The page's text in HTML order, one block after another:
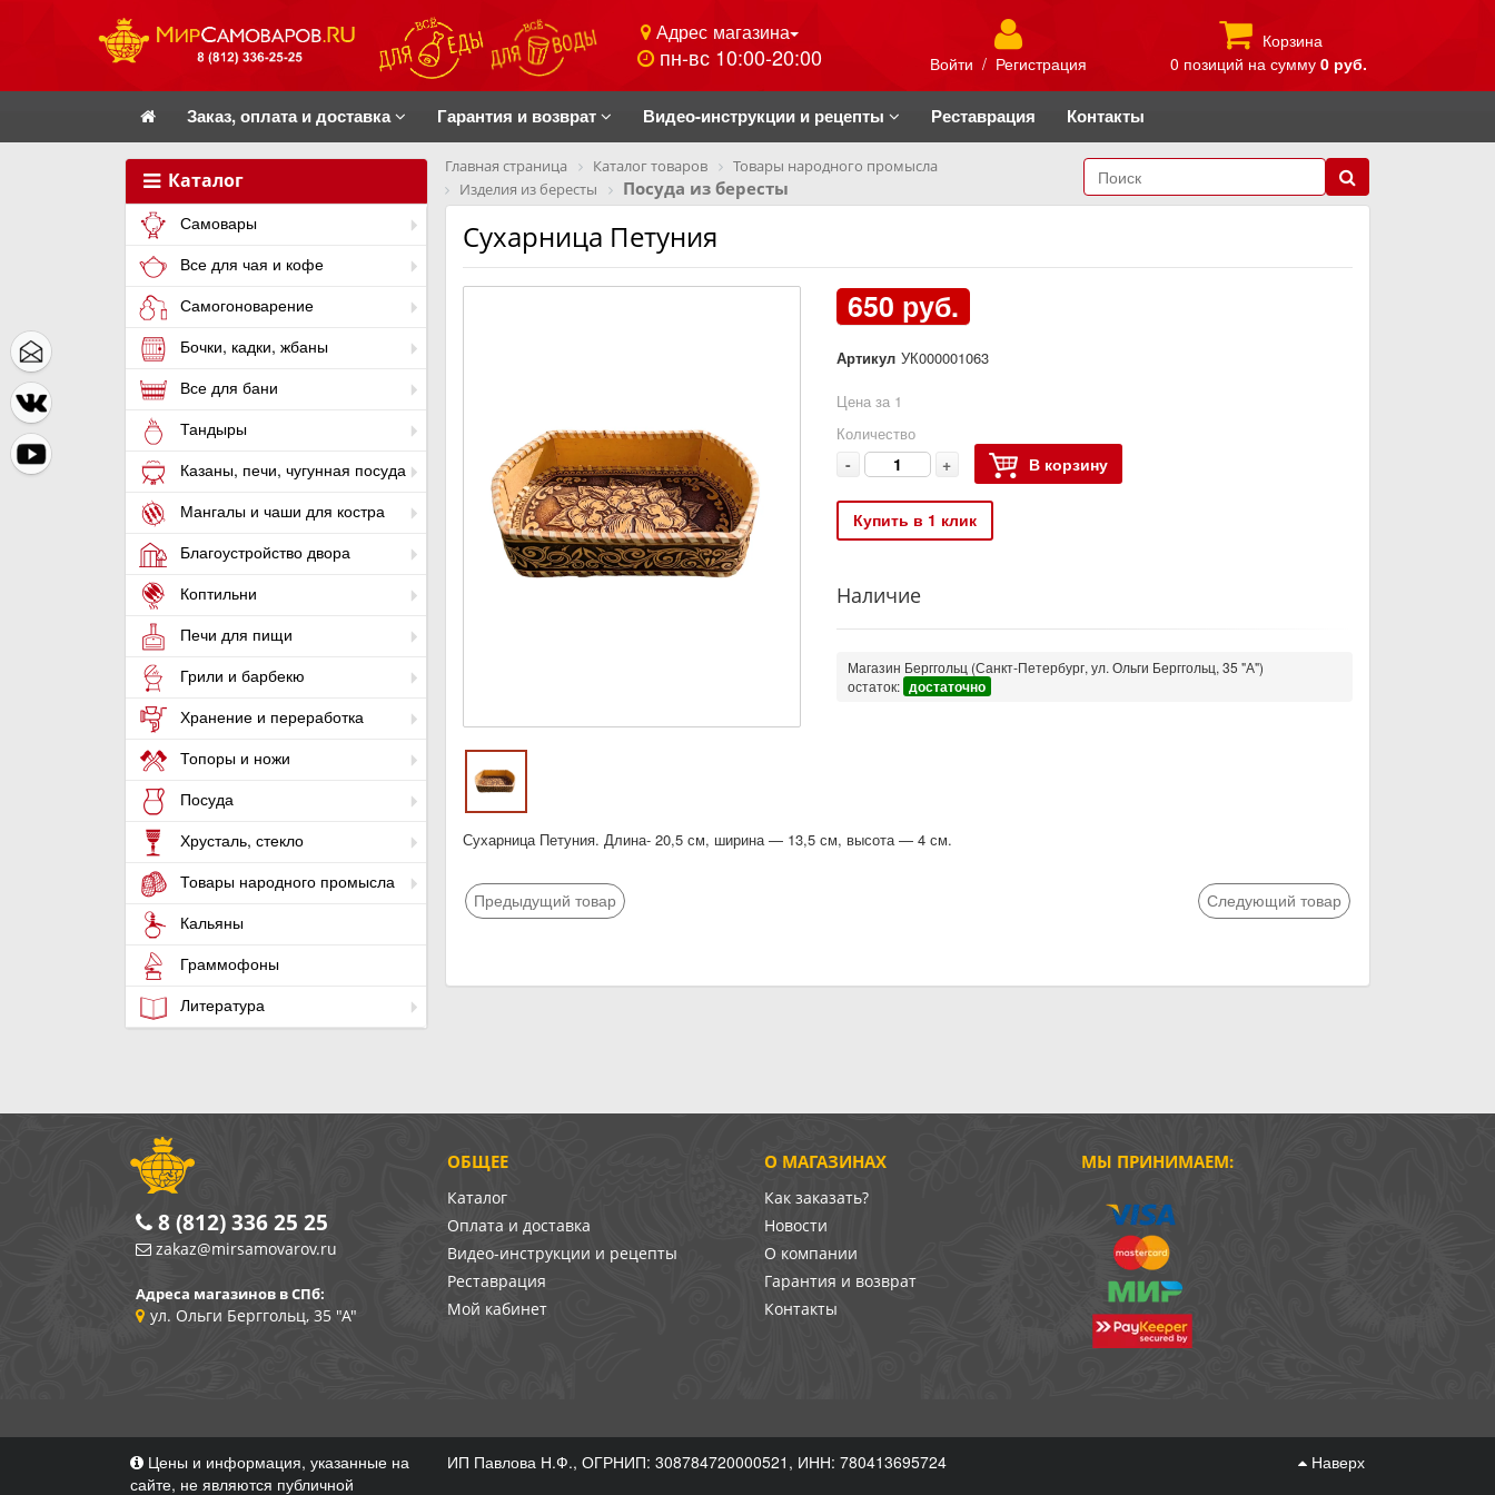
Адрес магазина
пн-вс 10:00-20:00 Войти / Регистрация
Корзина
0 позиций на сумму 0 руб.
Заказ, оплата и доставка Гарантия и возврат Видео-инструкции и рецепты Реставрация Контакты
Каталог
Самовары
Все для чая и кофе
Самогоноварение
Бочки, кадки, жбаны
Все для бани
Тандыры
Казаны, печи, чугунная посуда
Мангалы и чаши для костра
Благоустройство двора
Коптильни
Печи для пищи
Грили и барбекю
Хранение и переработка
Топоры и ножи
Посуда
Хрусталь, стекло
Товары народного промысла
Кальяны
Граммофоны
Литература
Главная страница Каталог товаров
Товары народного промысла
Изделия из бересты
Посуда из бересты
Сухарница Петуния
650 руб.
Артикул УК000001063
Цена за 1
Количество
- + В корзину
Купить в 1 клик
Наличие
Магазин Берггольц (Санкт-Петербург, ул. Ольги Берггольц, 35 "А")
остаток: достаточно
Сухарница Петуния. Длина- 20,5 см, ширина — 13,5 см, высота — 4 см.
Предыдущий товар Следующий товар
О МАГАЗИНАХ
Как заказать?
Новости
О компании
Гарантия и возврат
Контакты
ОБЩЕЕ
Каталог
Оплата и доставка
Видео-инструкции и рецепты
Реставрация
Мой кабинет
МЫ ПРИНИМАЕМ:
8 (812) 336 25 25
zakaz@mirsamovarov.ru
Адреса магазинов в СПб:
ул. Ольги Берггольц, 35 "А"
Цены и информация, указанные на
сайте, не являются публичной
ИП Павлова Н.Ф., ОГРНИП: 308784720000521, ИНН: 780413695724 Наверх